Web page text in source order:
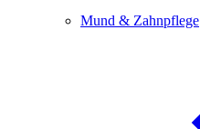
Mund & Zahnpflege